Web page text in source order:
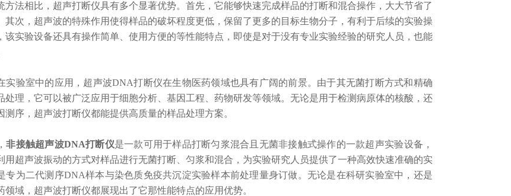
相比，超声打断仪具有多个显著优势。首先，它能够快速完成样品的打断和混合操作，大大节省了
其次，超声波的特殊作用使得样品的破坏程度更低，保留了更多的目标生物分子，有利于后续的实验操
该实验设备还具有操作简单、使用方便的等性能特点，即使是对于没有专业实验经验的研究人员，也能
验室中的应用，超声波DNA打断仪在生物医药领域也具有广阔的前景。由于其无菌打断方式和精确
处理，它可以被广泛应用于细胞分析、基因工程、药物研发等领域。无论是用于检测病原体的核酸，还
测序，超声波打断仪都能提供高质量的样品处理方案。
非接触超声波DNA打断仪是一款可用于样品打断匀浆混合且无菌非接触式操作的一款超声实验设备，
用超声波振动的方式对样品进行无菌打断、匀浆和混合，为实验研究人员提供了一种高效快速准确的实
专为二代测序DNA样本与染色质免疫共沉淀实验样本前处理量身订做。无论是在科研实验室中，还是
领域，超声波打断仪都展现出了它那性能特点的应用优势。